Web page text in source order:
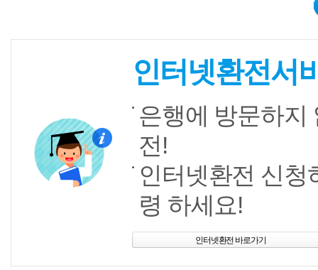
인터넷환전서
은행에 방문하지
전!
인터넷환전 신청
령 하세요!
인터넷환전 바로가기